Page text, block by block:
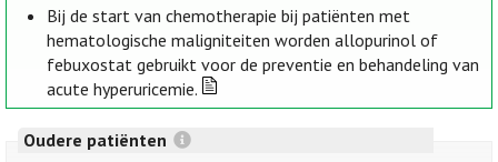
Bij de start van chemotherapie bij patiënten met
hematologische maligniteiten worden allopurinol of
febuxostat gebruikt voor de preventie en behandeling van
acute hyperuricemie.
Oudere patiënten